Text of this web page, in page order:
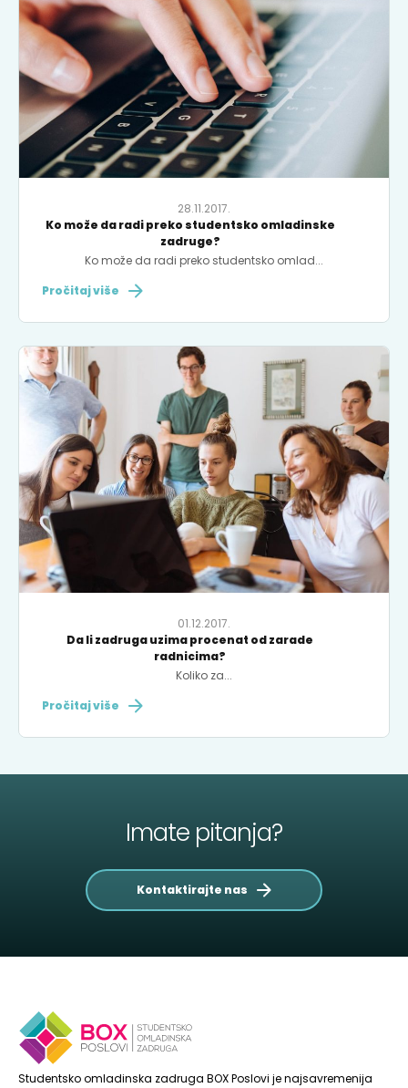
28.11.2017.
Ko može da radi preko studentsko omladinske
zadruge?
Ko može da radi preko studentsko omlad...
Pročitaj više
01.12.2017.
Da li zadruga uzima procenat od zarade
radnicima?
Koliko za...
Pročitaj više
Imate pitanja?
Kontaktirajte nas
Studentsko omladinska zadruga BOX Poslovi je najsavremenija